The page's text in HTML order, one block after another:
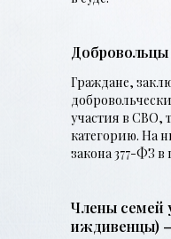
Добровольцы
Граждане,
участия в СВО,
категорию. На
закона 377-ФЗ
Члены семей
иждивенцы)